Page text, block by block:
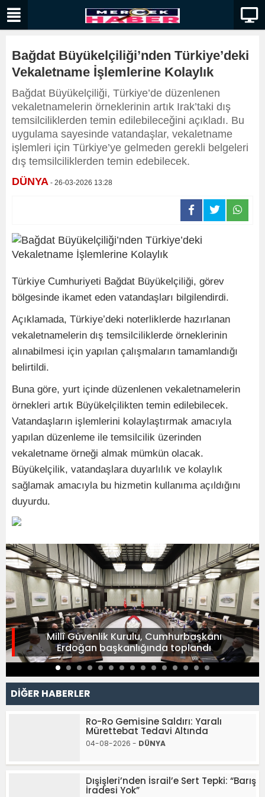
Bağdat Büyükelçiliği’nden Türkiye’deki
Vekaletname İşlemlerine Kolaylık
Bağdat Büyükelçiliği, Türkiye’de düzenlenen
vekaletnamelerin örneklerinin artık Irak’taki dış
temsilciliklerden temin edilebileceğini açıkladı. Bu
uygulama sayesinde vatandaşlar, vekaletname
işlemleri için Türkiye’ye gelmeden gerekli belgeleri
dış temsilciliklerden temin edebilecek.
DÜNYA - 26-03-2026 13:28
Türkiye Cumhuriyeti Bağdat Büyükelçiliği, görev
bölgesinde ikamet eden vatandaşları bilgilendirdi.
Açıklamada, Türkiye’deki noterliklerde hazırlanan
vekaletnamelerin dış temsilciliklerde örneklerinin
alınabilmesi için yapılan çalışmaların tamamlandığı
belirtildi.
Buna göre, yurt içinde düzenlenen vekaletnamelerin
örnekleri artık Büyükelçilikten temin edilebilecek.
Vatandaşların işlemlerini kolaylaştırmak amacıyla
yapılan düzenleme ile temsilcilik üzerinden
vekaletname örneği almak mümkün olacak.
Büyükelçilik, vatandaşlara duyarlılık ve kolaylık
sağlamak amacıyla bu hizmetin kullanıma açıldığını
duyurdu.
Millî Güvenlik Kurulu, Cumhurbaşkanı
Erdoğan başkanlığında toplandı
DİĞER HABERLER
Ro-Ro Gemisine Saldırı: Yaralı
Mürettebat Tedavi Altında
04-08-2026 - DÜNYA
Dışişleri’nden İsrail’e Sert Tepki: “Barış
İradesi Yok”